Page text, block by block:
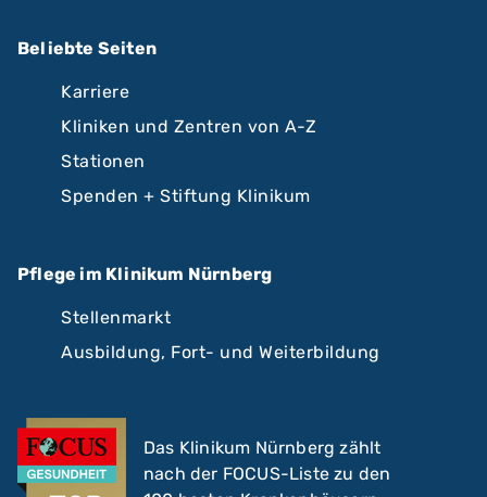
Beliebte Seiten
Karriere
Kliniken und Zentren von A-Z
Stationen
Spenden + Stiftung Klinikum
Pflege im Klinikum Nürnberg
Stellenmarkt
Ausbildung, Fort- und Weiterbildung
Das Klinikum Nürnberg zählt
nach der FOCUS-Liste zu den